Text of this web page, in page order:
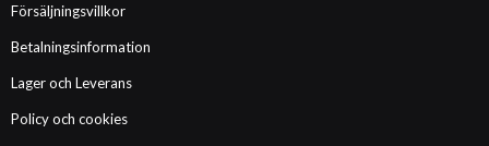
Försäljningsvillkor
Betalningsinformation
Lager och Leverans
Policy och cookies